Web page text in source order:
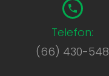
Telefon:
(66) 430-548